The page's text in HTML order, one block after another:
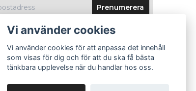
Prenumerera
Vi använder cookies
Vi använder cookies för att anpassa det innehåll
som visas för dig och för att du ska få bästa
tänkbara upplevelse när du handlar hos oss.